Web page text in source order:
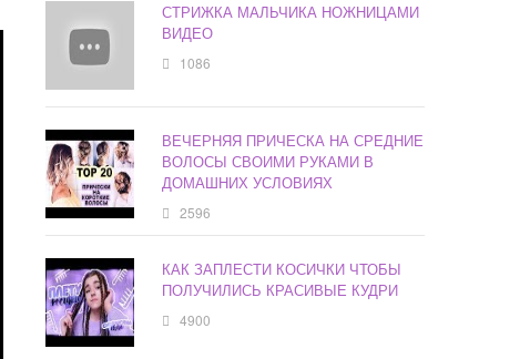
СТРИЖКА МАЛЬЧИКА НОЖНИЦАМИ
ВИДЕО
1086
ВЕЧЕРНЯЯ ПРИЧЕСКА НА СРЕДНИЕ
ВОЛОСЫ СВОИМИ РУКАМИ В
ДОМАШНИХ УСЛОВИЯХ
2596
КАК ЗАПЛЕСТИ КОСИЧКИ ЧТОБЫ
ПОЛУЧИЛИСЬ КРАСИВЫЕ КУДРИ
4900